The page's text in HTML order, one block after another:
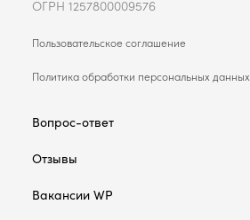
ОГРН 1257800009576
Пользовательское соглашение
Политика обработки персональных данных
Вопрос-ответ
Отзывы
Вакансии WP